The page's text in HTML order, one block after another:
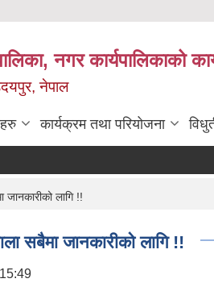
नगर कार्यपालिकाको
नेपाल
कार्यक्रम तथा परियोजना
लागि !!
सबैमा जानकारीको लागि !!